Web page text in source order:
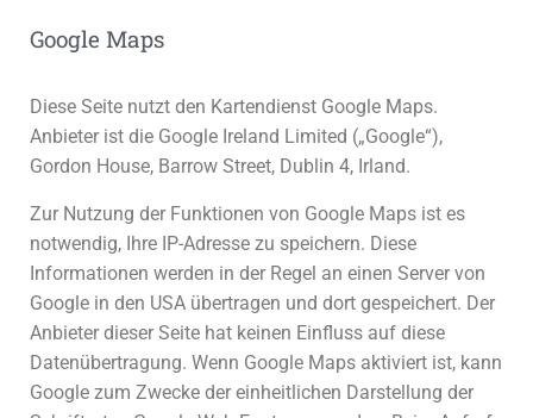
Google Maps
Diese Seite nutzt den Kartendienst Google Maps.
Anbieter ist die Google Ireland Limited („Google“),
Gordon House, Barrow Street, Dublin 4, Irland.
Zur Nutzung der Funktionen von Google Maps ist es
notwendig, Ihre IP-Adresse zu speichern. Diese
Informationen werden in der Regel an einen Server von
Google in den USA übertragen und dort gespeichert. Der
Anbieter dieser Seite hat keinen Einfluss auf diese
Datenübertragung. Wenn Google Maps aktiviert ist, kann
Google zum Zwecke der einheitlichen Darstellung der